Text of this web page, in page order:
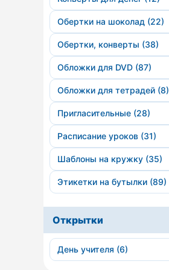
Обертки на шоколад (22)
Обертки, конверты (38)
Обложки для DVD (87)
Обложки для тетрадей (8)
Пригласительные (28)
Расписание уроков (31)
Шаблоны на кружку (35)
Этикетки на бутылки (89)
Открытки
День учителя (6)